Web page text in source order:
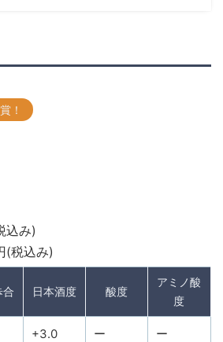
！
込み)
税込み)
合 日本酒度 酸度
アミノ酸
度
+3.0 ー ー